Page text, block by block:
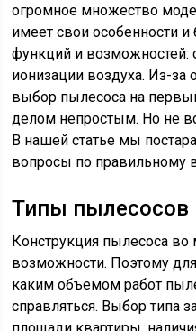
огромное множество
имеет свои особенности
функций и возможностей:
ионизации воздуха. Из-за
выбор пылесоса на
делом непростым. Но не
В нашей статье мы
вопросы по правильному
Типы пылесосов
Конструкция пылесоса во
возможности. Поэтому
каким объемом работ
справляться. Выбор типа